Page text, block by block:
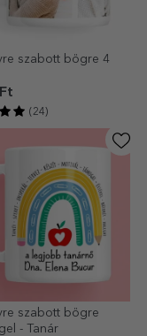
szabott bögre 4
(24)
szabott bögre
- Tanár